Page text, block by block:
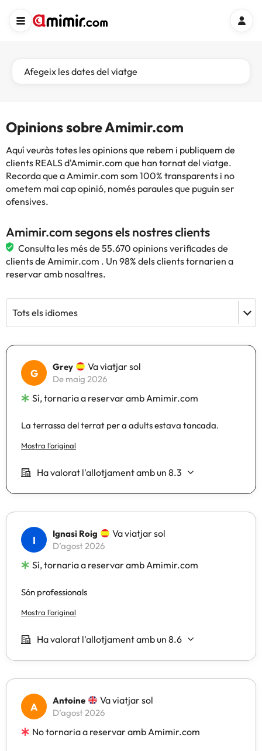
Afegeix les dates del viatge
Opinions sobre Amimir.com
Aquí veuràs totes les opinions que rebem i publiquem de
clients REALS d'Amimir.com que han tornat del viatge.
Recorda que a Amimir.com som 100% transparents i no
ometem mai cap opinió, només paraules que puguin ser
ofensives.
Amimir.com segons els nostres clients
Consulta les més de 55.670 opinions verificades de
clients de Amimir.com . Un 98% dels clients tornarien a
reservar amb nosaltres.